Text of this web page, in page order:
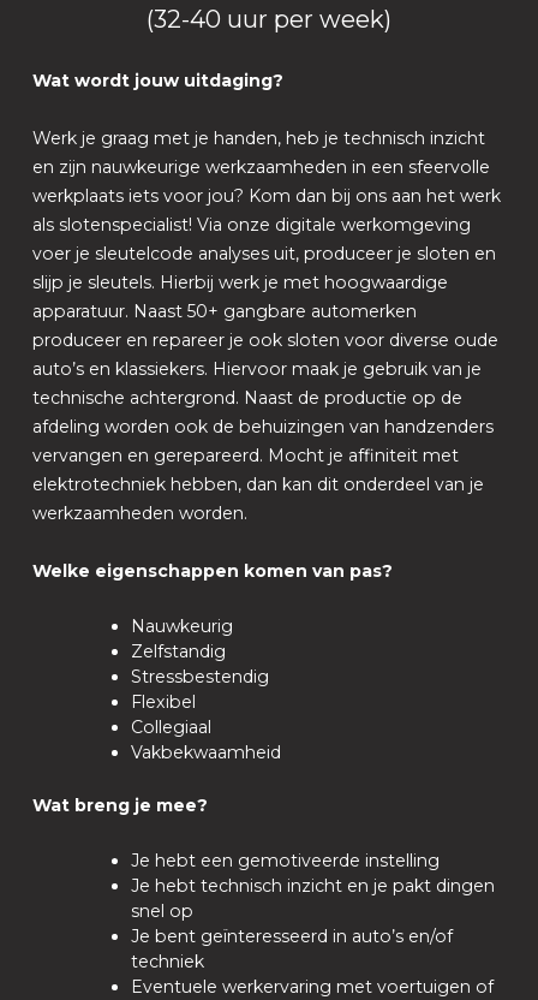
(32-40 uur per week)
Wat wordt jouw uitdaging?
Werk je graag met je handen, heb je technisch inzicht
en zijn nauwkeurige werkzaamheden in een sfeervolle
werkplaats iets voor jou? Kom dan bij ons aan het werk
als slotenspecialist! Via onze digitale werkomgeving
voer je sleutelcode analyses uit, produceer je sloten en
slijp je sleutels. Hierbij werk je met hoogwaardige
apparatuur. Naast 50+ gangbare automerken
produceer en repareer je ook sloten voor diverse oude
auto’s en klassiekers. Hiervoor maak je gebruik van je
technische achtergrond. Naast de productie op de
afdeling worden ook de behuizingen van handzenders
vervangen en gerepareerd. Mocht je affiniteit met
elektrotechniek hebben, dan kan dit onderdeel van je
werkzaamheden worden.
Welke eigenschappen komen van pas?
Nauwkeurig
Zelfstandig
Stressbestendig
Flexibel
Collegiaal
Vakbekwaamheid
Wat breng je mee?
Je hebt een gemotiveerde instelling
Je hebt technisch inzicht en je pakt dingen
snel op
Je bent geïnteresseerd in auto’s en/of
techniek
Eventuele werkervaring met voertuigen of